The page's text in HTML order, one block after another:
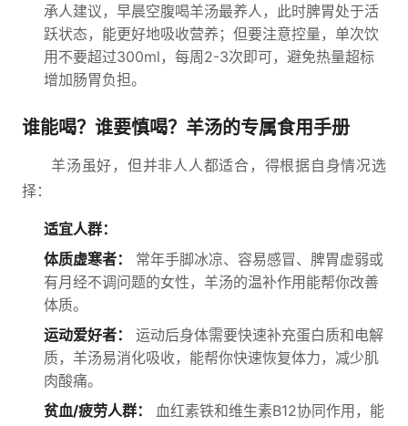
承人建议，早晨空腹喝羊汤最养人，此时脾胃处于活
跃状态，能更好地吸收营养；但要注意控量，单次饮
用不要超过300ml，每周2-3次即可，避免热量超标
增加肠胃负担。
谁能喝？谁要慎喝？羊汤的专属食用手册
羊汤虽好，但并非人人都适合，得根据自身情况选
择：
适宜人群：
体质虚寒者：
常年手脚冰凉、容易感冒、脾胃虚弱或
有月经不调问题的女性，羊汤的温补作用能帮你改善
体质。
运动爱好者：
运动后身体需要快速补充蛋白质和电解
质，羊汤易消化吸收，能帮你快速恢复体力，减少肌
肉酸痛。
贫血/疲劳人群：
血红素铁和维生素B12协同作用，能